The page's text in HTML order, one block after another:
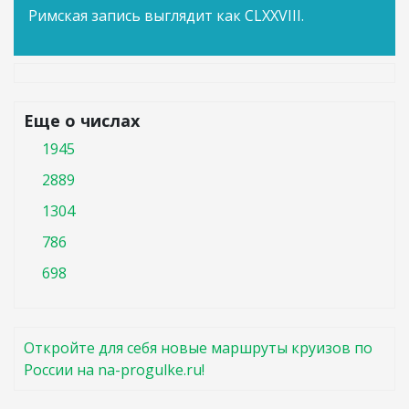
Римская запись выглядит как CLXXVIII.
Еще о числах
1945
2889
1304
786
698
Откройте для себя новые маршруты круизов по
России на na-progulke.ru!